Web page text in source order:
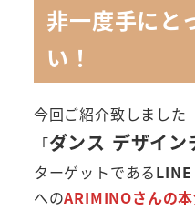
非一度手にと
い！
今回ご紹介致しました
「ダンス デザイン
ターゲットである
へのARIMINOさんの